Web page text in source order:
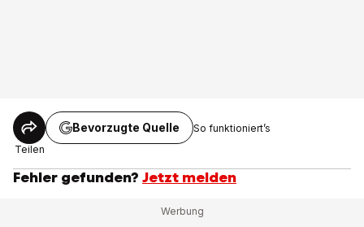
Teilen
Bevorzugte Quelle So funktioniert’s
Fehler gefunden? Jetzt melden